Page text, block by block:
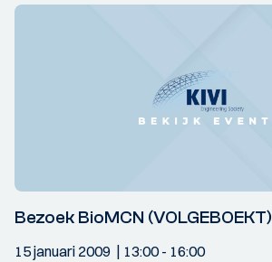
Bezoek BioMCN (VOLGEBOEKT)
15 januari 2009 13:00- 16:00